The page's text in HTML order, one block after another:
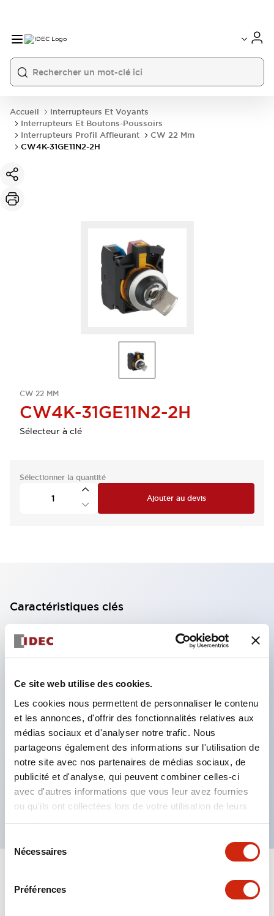
Ce site web utilise des cookies.
Les cookies nous permettent de personnaliser le contenu
et les annonces, d'offrir des fonctionnalités relatives aux
médias sociaux et d'analyser notre trafic. Nous
partageons également des informations sur l'utilisation de
notre site avec nos partenaires de médias sociaux, de
publicité et d'analyse, qui peuvent combiner celles-ci
avec d'autres informations que vous leur avez fournies
ou qu'ils ont collectées lors de votre utilisation de leurs
services.
Nécessaires
Préférences
Accueil
Interrupteurs Et Voyants
Interrupteurs Et Boutons-Poussoirs
Interrupteurs Profil Affleurant
CW 22 Mm
CW4K-31GE11N2-2H
CW 22 MM
CW4K-31GE11N2-2H
Sélecteur à clé
Sélectionner la quantité
Ajouter au devis
Caractéristiques clés
Bloc de contact à 2 étages avec 2 contacts,
permettant une configuration à 4 contacts
contact à 11 étages), 59,9 mm (*bloc de contact à
22 étages). Conception peu encombrante
possible.
Structure de sécurité de 3e génération :
déclenchement à 2 actions, garde intégrée,
structure de protection des doigts IP20.
Tout développer+